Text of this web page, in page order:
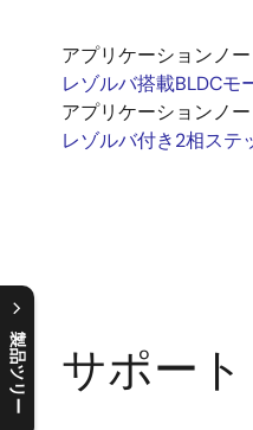
製品ツリー
C
l
o
s
e
p
r
o
d
u
c
t
t
r
e
e
m
e
n
O
p
e
n
p
r
o
d
u
c
t
t
r
e
e
m
e
n
アプリケーションノー
レゾルバ搭載BLDCモ
アプリケーションノー
レゾルバ付き2相ステ
サポート